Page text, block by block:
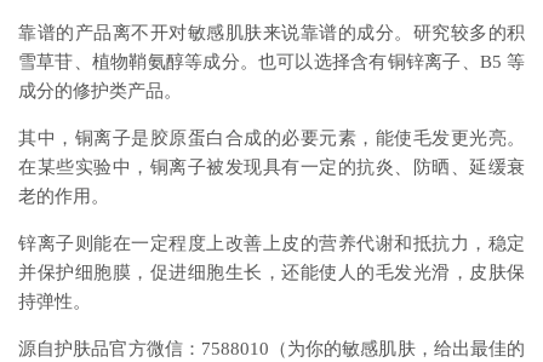
靠谱的产品离不开对敏感肌肤来说靠谱的成分。研究较多的积
雪草苷、植物鞘氨醇等成分。也可以选择含有铜锌离子、B5 等
成分的修护类产品。
其中，铜离子是胶原蛋白合成的必要元素，能使毛发更光亮。
在某些实验中，铜离子被发现具有一定的抗炎、防晒、延缓衰
老的作用。
锌离子则能在一定程度上改善上皮的营养代谢和抵抗力，稳定
并保护细胞膜，促进细胞生长，还能使人的毛发光滑，皮肤保
持弹性。
源自护肤品官方微信：7588010（为你的敏感肌肤，给出最佳的